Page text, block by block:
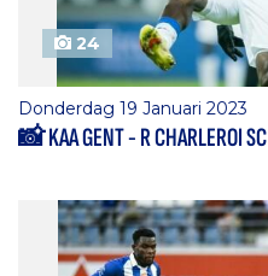
24
Donderdag 19 Januari 2023
📸 KAA GENT - R CHARLEROI SC